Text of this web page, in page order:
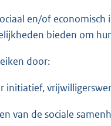
en/of
bieden om
door:
initiatief,
van de sociale